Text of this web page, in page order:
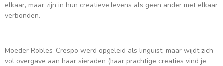
elkaar, maar zijn in hun creatieve levens als geen ander met elkaar
verbonden.
Moeder Robles-Crespo werd opgeleid als linguïst, maar wijdt zich
vol overgave aan haar sieraden (haar prachtige creaties vind je